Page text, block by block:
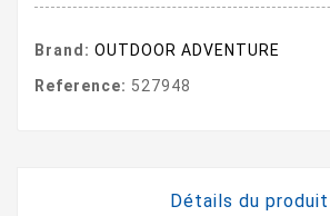
Brand: OUTDOOR ADVENTURE
Reference: 527948
Détails du produit